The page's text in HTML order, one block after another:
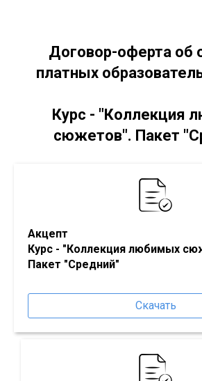
Договор-оферта об
платных
Курс - "Коллекция
сюжетов". Пакет
Акцепт
Курс - "Коллекция любимых
Пакет "Средний"
Скачать